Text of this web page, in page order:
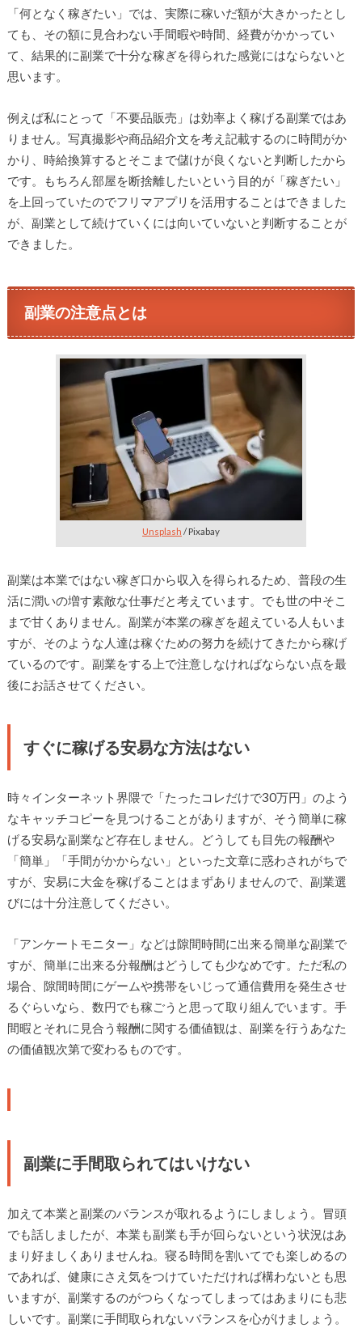
「何となく稼ぎたい」では、実際に稼いだ額が大きかったとし
ても、その額に見合わない手間暇や時間、経費がかかってい
て、結果的に副業で十分な稼ぎを得られた感覚にはならないと
思います。
例えば私にとって「不要品販売」は効率よく稼げる副業ではあ
りません。写真撮影や商品紹介文を考え記載するのに時間がか
かり、時給換算するとそこまで儲けが良くないと判断したから
です。もちろん部屋を断捨離したいという目的が「稼ぎたい」
を上回っていたのでフリマアプリを活用することはできました
が、副業として続けていくには向いていないと判断することが
できました。
副業の注意点とは
Unsplash / Pixabay
副業は本業ではない稼ぎ口から収入を得られるため、普段の生
活に潤いの増す素敵な仕事だと考えています。でも世の中そこ
まで甘くありません。副業が本業の稼ぎを超えている人もいま
すが、そのような人達は稼ぐための努力を続けてきたから稼げ
ているのです。副業をする上で注意しなければならない点を最
後にお話させてください。
すぐに稼げる安易な方法はない
時々インターネット界隈で「たったコレだけで30万円」のよう
なキャッチコピーを見つけることがありますが、そう簡単に稼
げる安易な副業など存在しません。どうしても目先の報酬や
「簡単」「手間がかからない」といった文章に惑わされがちで
すが、安易に大金を稼げることはまずありませんので、副業選
びには十分注意してください。
「アンケートモニター」などは隙間時間に出来る簡単な副業で
すが、簡単に出来る分報酬はどうしても少なめです。ただ私の
場合、隙間時間にゲームや携帯をいじって通信費用を発生させ
るぐらいなら、数円でも稼ごうと思って取り組んでいます。手
間暇とそれに見合う報酬に関する価値観は、副業を行うあなた
の価値観次第で変わるものです。
副業に手間取られてはいけない
加えて本業と副業のバランスが取れるようにしましょう。冒頭
でも話しましたが、本業も副業も手が回らないという状況はあ
まり好ましくありませんね。寝る時間を割いてでも楽しめるの
であれば、健康にさえ気をつけていただければ構わないとも思
いますが、副業するのがつらくなってしまってはあまりにも悲
しいです。副業に手間取られないバランスを心がけましょう。